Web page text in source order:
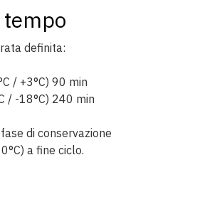
tempo
definita:
/ +3°C) 90 min
/ -18°C) 240 min
di conservazione
a fine ciclo.